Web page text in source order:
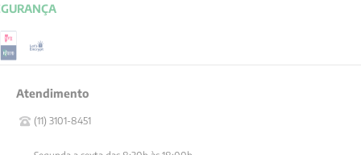
Atendimento
(11) 3101-8451